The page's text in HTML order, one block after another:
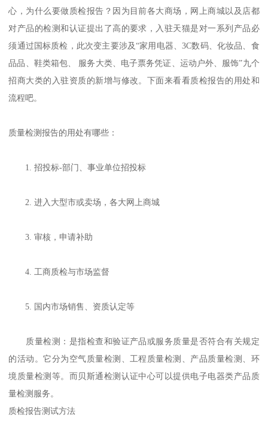
心，为什么要做质检报告？因为目前各大商场，网上商城以及店都
对产品的检测和认证提出了高的要求，入驻天猫是对一系列产品必
须通过国标质检，此次变主要涉及“家用电器、3C数码、化妆品、食
品品、鞋类箱包、 服务大类、电子票务凭证、运动户外、服饰”九个
招商大类的入驻资质的新增与修改。下面来看看质检报告的用处和
流程吧。
质量检测报告的用处有哪些：
1. 招投标-部门、事业单位招投标
2. 进入大型市或卖场，各大网上商城
3. 审核，申请补助
4. 工商质检与市场监督
5. 国内市场销售、资质认定等
质量检测：是指检查和验证产品或服务质量是否符合有关规定
的活动。它分为空气质量检测、工程质量检测、产品质量检测、环
境质量检测等。而贝斯通检测认证中心可以提供电子电器类产品质
量检测服务。
质检报告测试方法